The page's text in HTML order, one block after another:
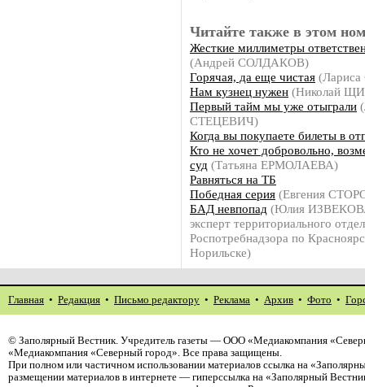
Читайте также в этом
Жесткие миллиметры
(Андрей СОЛДАКОВ)
Горячая, да еще чистая
Нам кузнец нужен (Николай
Первый тайм мы уже отыграли
СТЕЦЕВИЧ)
Когда вы покупаете билеты в
Кто не хочет добровольно,
суд (Татьяна ЕРМОЛАЕВА)
Равняться на ТБ
Победная серия (Евгения
БАД невпопад (Юлия
эксперт территориального
Роспотребнадзора по
Норильске)
Главная • Редакция • Письмо редактору • Реклама • Архив • Фото •
© Заполярный Вестник. Учредитель газеты — ООО «Медиакомпания
«Медиакомпания «Северный город». Все права защищены.
При полном или частичном использовании материалов ссылка на
размещении материалов в интернете — гиперссылка на «Заполярный